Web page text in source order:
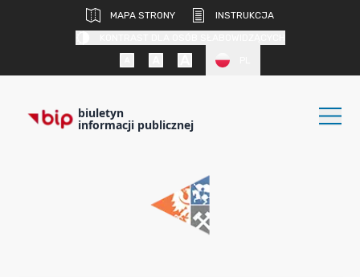
MAPA STRONY
INSTRUKCJA
biuletyn
informacji publicznej